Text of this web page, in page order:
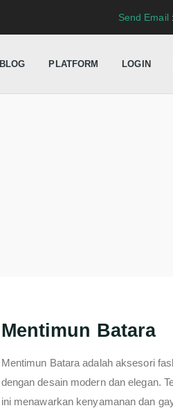
Send Email
BLOG PLATFORM LOGIN
Mentimun Batara
Mentimun Batara adalah aksesori
dengan desain modern dan elegan.
ini menawarkan kenyamanan dan